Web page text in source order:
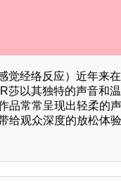
觉经络反应）近年来
莎以其独特的声音和
品常常呈现出轻柔的
给观众深度的放松体验